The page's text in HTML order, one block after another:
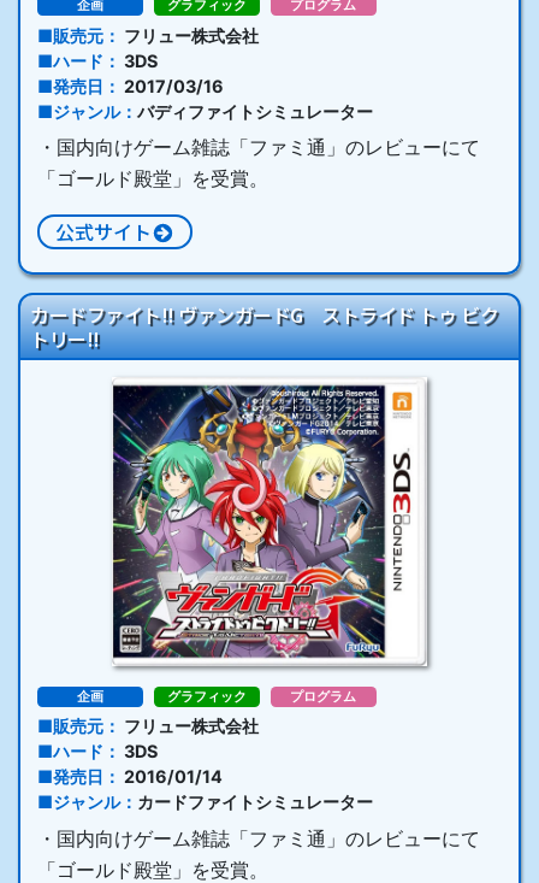
企画 グラフィック プログラム
販売元
フリュー株式会社
ハード
3DS
発売日
2017/03/16
ジャンル
バディファイトシミュレーター
・国内向けゲーム雑誌「ファミ通」のレビューにて
「ゴールド殿堂」を受賞。
公式サイト
カードファイト!! ヴァンガードG ストライド トゥ ビク
トリー!!
企画 グラフィック プログラム
販売元
フリュー株式会社
ハード
3DS
発売日
2016/01/14
ジャンル
カードファイトシミュレーター
・国内向けゲーム雑誌「ファミ通」のレビューにて
「ゴールド殿堂」を受賞。